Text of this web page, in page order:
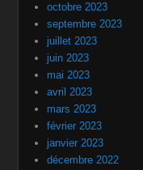
octobre 2023
septembre 2023
juillet 2023
juin 2023
mai 2023
avril 2023
mars 2023
février 2023
janvier 2023
décembre 2022